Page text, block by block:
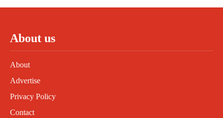
About us
About
Advertise
Privacy Policy
Contact